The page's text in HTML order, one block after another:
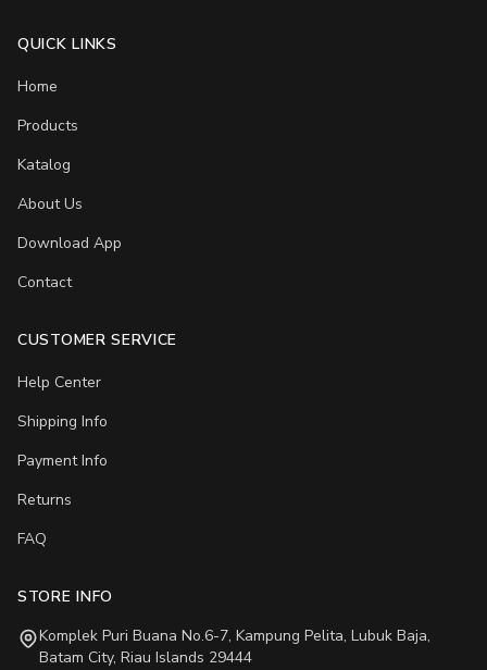
QUICK LINKS
Home
Products
Katalog
About Us
Download App
Contact
CUSTOMER SERVICE
Help Center
Shipping Info
Payment Info
Returns
FAQ
STORE INFO
Komplek Puri Buana No.6-7, Kampung Pelita, Lubuk Baja,
Batam City, Riau Islands 29444